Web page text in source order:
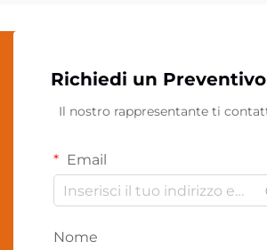
Richiedi un
Il nostro rappresentante ti
Email
Nome